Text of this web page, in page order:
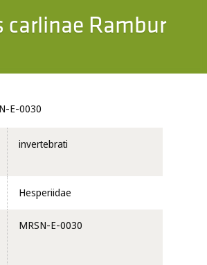
carlinae Rambur
E-0030
invertebrati
Hesperiidae
MRSN-E-0030